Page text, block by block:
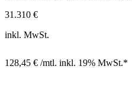
31.310 €
inkl. MwSt.
128,45 € /mtl. inkl. 19% MwSt.*